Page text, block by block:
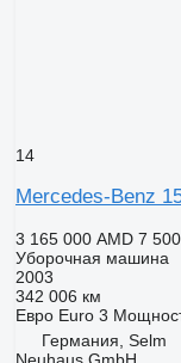
14
Mercedes-Benz
3 165 000 AMD 7
Уборочная машина
2003
342 006 км
Евро Euro 3
Германия, Selm